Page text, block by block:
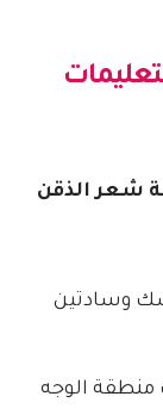
شعر الذقن
وسادتين
الوجه